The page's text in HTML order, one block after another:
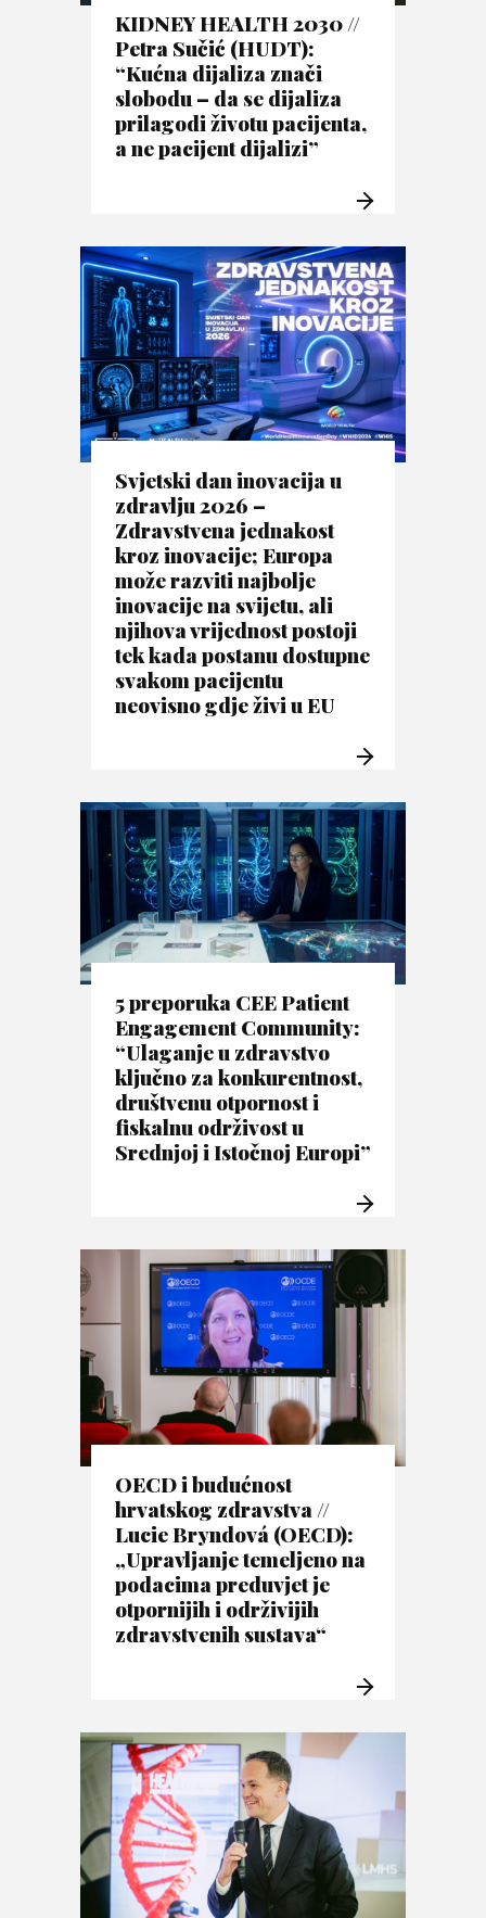
KIDNEY HEALTH 2030 //
Petra Sučić (HUDT):
“Kućna dijaliza znači
slobodu – da se dijaliza
prilagodi životu pacijenta,
a ne pacijent dijalizi”
Svjetski dan inovacija u
zdravlju 2026 –
Zdravstvena jednakost
kroz inovacije; Europa
može razviti najbolje
inovacije na svijetu, ali
njihova vrijednost postoji
tek kada postanu dostupne
svakom pacijentu
neovisno gdje živi u EU
5 preporuka CEE Patient
Engagement Community:
“Ulaganje u zdravstvo
ključno za konkurentnost,
društvenu otpornost i
fiskalnu održivost u
Srednjoj i Istočnoj Europi”
OECD i budućnost
hrvatskog zdravstva //
Lucie Bryndová (OECD):
„Upravljanje temeljeno na
podacima preduvjet je
otpornijih i održivijih
zdravstvenih sustava“